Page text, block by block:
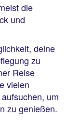
die
und
deine
zu
Reise
vielen
um
zu genießen.